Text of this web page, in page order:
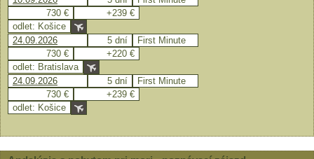
730 €
+239 €
odlet: Košice
24.09.2026
5 dní
First Minute
730 €
+220 €
odlet: Bratislava
24.09.2026
5 dní
First Minute
730 €
+239 €
odlet: Košice